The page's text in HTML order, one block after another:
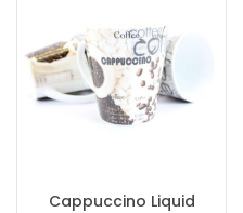
Cappuccino Liquid